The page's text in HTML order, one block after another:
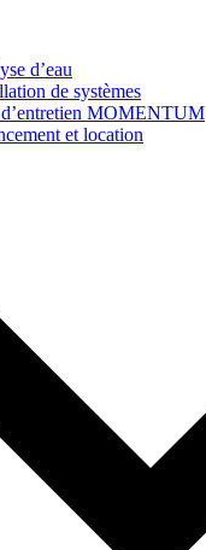
d’eau
de systèmes
MOMENTUM
et location